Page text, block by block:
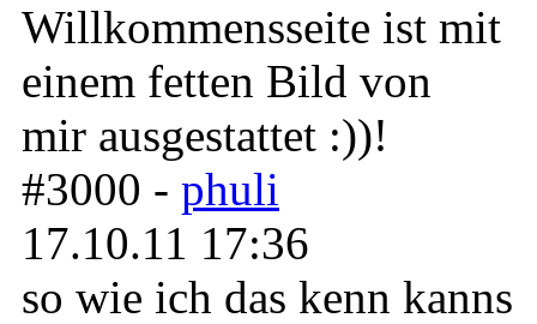
Willkommensseite ist mit
einem fetten Bild von
mir ausgestattet :))!
#3000 - phuli
17.10.11 17:36
so wie ich das kenn kanns